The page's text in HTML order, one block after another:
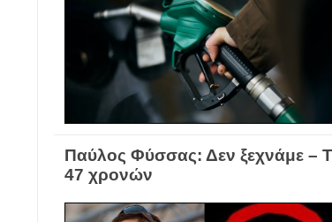
Παύλος Φύσσας: Δεν ξεχνάμε –
47 χρονών